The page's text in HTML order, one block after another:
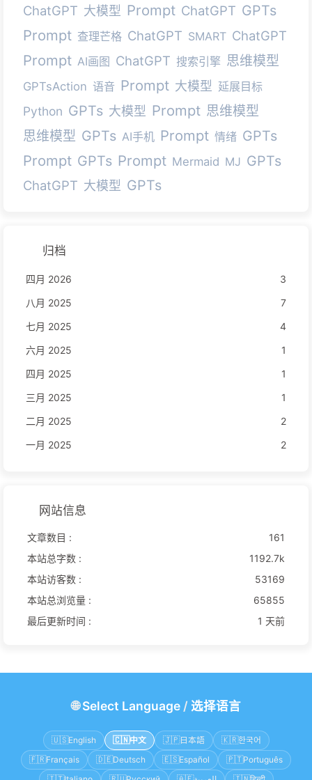
ChatGPT 大模型 Prompt ChatGPT GPTs
Prompt 查理芒格 ChatGPT SMART ChatGPT
Prompt AI画图 ChatGPT 搜索引擎 思维模型
GPTsAction 语音 Prompt 大模型 延展目标
Python GPTs 大模型 Prompt 思维模型
思维模型 GPTs AI手机 Prompt 情绪 GPTs
Prompt GPTs Prompt Mermaid MJ GPTs
ChatGPT 大模型 GPTs
归档
四月 2026
3
八月 2025
7
七月 2025
4
六月 2025
1
四月 2025
1
三月 2025
1
二月 2025
2
一月 2025
2
网站信息
文章数目 :
161
本站总字数 :
1192.7k
本站访客数 :
53169
本站总浏览量 :
65855
最后更新时间 :
1 天前
🌐Select Language/ 选择语言
🇺🇸English 🇨🇳 中文 🇯🇵日本語 🇰🇷한국어
🇫🇷Français 🇩🇪Deutsch 🇪🇸Español 🇵🇹Português